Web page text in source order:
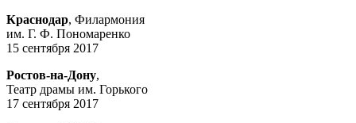
Краснодар, Филармония
им. Г. Ф. Пономаренко
15 сентября 2017
Ростов-на-Дону,
Театр драмы им. Горького
17 сентября 2017